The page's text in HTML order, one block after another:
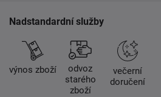
Nadstandardní služby
výnos zboží
odvoz
starého
zboží
večerní
doručení